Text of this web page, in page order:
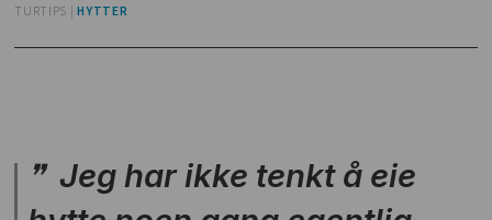
TURTIPS |HYTTER
Jeg har ikke tenkt å eie